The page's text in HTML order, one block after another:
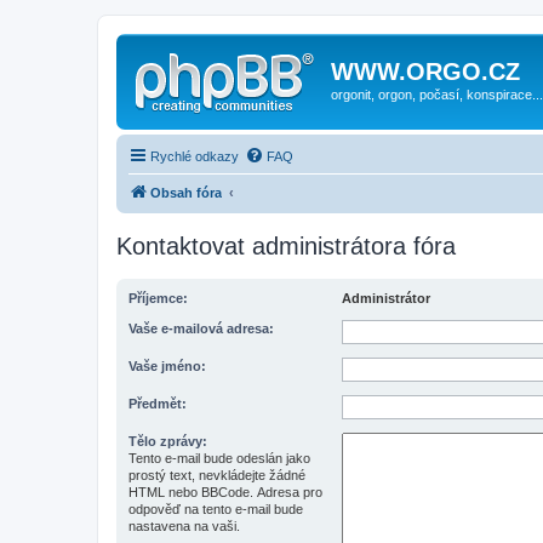
WWW.ORGO.CZ
orgonit, orgon, počasí, konspirace...
Rychlé odkazy FAQ
Obsah fóra
Kontaktovat administrátora fóra
Příjemce: Administrátor
Vaše e-mailová adresa:
Vaše jméno:
Předmět:
Tělo zprávy:
Tento e-mail bude odeslán jako
prostý text, nevkládejte žádné
HTML nebo BBCode. Adresa pro
odpověď na tento e-mail bude
nastavena na vaši.